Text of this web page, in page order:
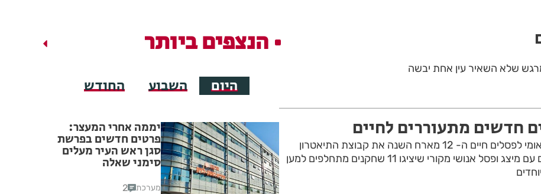
שלא השאיר עין אחת יבשה
חדשים מתעוררים לחיים
פסטיבל רחובות הבינלאומי לפסלים חיים ה- 12 מארח השנה את קבוצת התיאטרון
האחר של עמותת אקים עם מיצג ופסל אנושי מקורי שיציגו 11 שחקנים מתחלפים למען
הנצפים ביותר
היום השבוע החודש
יממה אחרי המעצר:
פרטים חדשים בפרשת
סגן ראש העיר מעלים
סימני שאלה
מערכת 2